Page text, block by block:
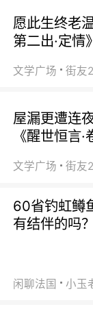
愿此生终老
第二出·定情
文学广场
屋漏更遭连
《醒世恒言
文学广场
60省钓虹鳟
有结伴的吗？
闲聊法国 小玉